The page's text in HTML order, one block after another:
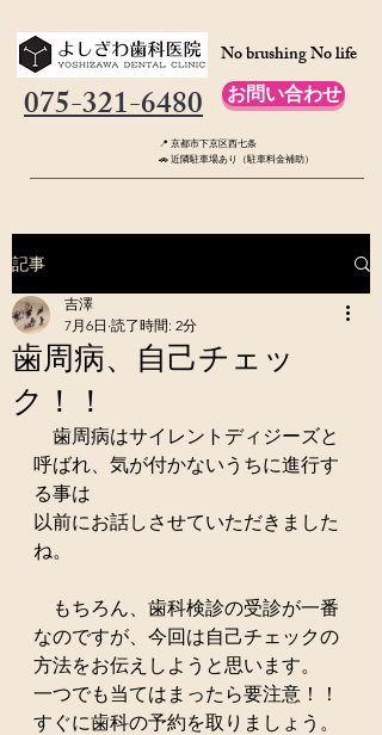
075-321-6480
No brushing No life
お問い合わせ
📍 京都市下京区西七条
🚗 近隣駐車場あり（駐車料金補助）
記事
歯周病、自己チェッ
ク！！
吉澤
7月6日 読了時間: 2分
歯周病はサイレントディジーズと
呼ばれ、気が付かないうちに進行す
る事は
以前にお話しさせていただきました
ね。
もちろん、歯科検診の受診が一番
なのですが、今回は自己チェックの
方法をお伝えしようと思います。
一つでも当てはまったら要注意！！
すぐに歯科の予約を取りましょう。